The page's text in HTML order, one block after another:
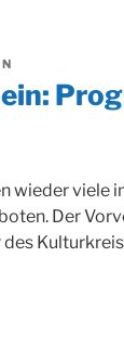
wieder viele
Der